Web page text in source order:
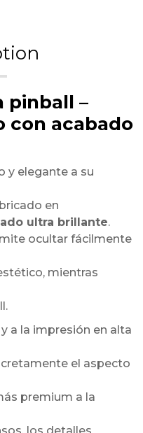
pinball –
con acabado
y elegante a su
en
ultra brillante.
ocultar fácilmente
mientras
a la impresión en alta
el aspecto
premium a la